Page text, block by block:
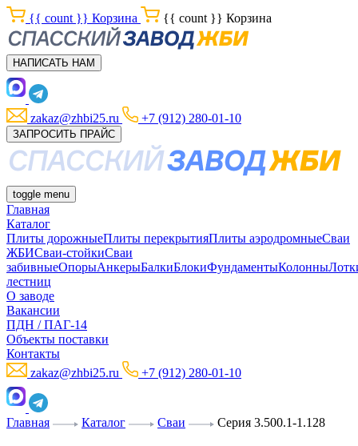
{{ count }} Корзина {{ count }} Корзина
НАПИСАТЬ НАМ
zakaz@zhbi25.ru +7 (912) 280-01-10
ЗАПРОСИТЬ ПРАЙС
toggle menu
Главная
Каталог
Плиты дорожныеПлиты перекрытияПлиты аэродромныеСваи
ЖБИСваи-стойкиСваи
забивныеОпорыАнкерыБалкиБлокиФундаментыКолонны
лестниц
О заводе
Вакансии
ПДН / ПАГ-14
Объекты поставки
Контакты
zakaz@zhbi25.ru
+7 (912) 280-01-10
Главная Каталог Сваи Серия 3.500.1-1.128